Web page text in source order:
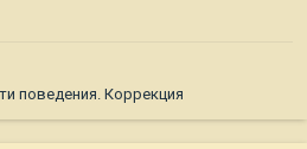
поведения. Коррекция